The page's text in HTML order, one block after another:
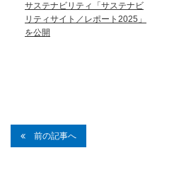
サステナビリティ「サステナビ
リティサイト／レポート2025」
を公開
前の記事へ